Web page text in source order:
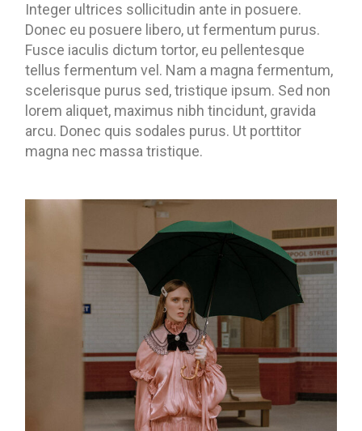
Integer ultrices sollicitudin ante in posuere.
Donec eu posuere libero, ut fermentum purus.
Fusce iaculis dictum tortor, eu pellentesque
tellus fermentum vel. Nam a magna fermentum,
scelerisque purus sed, tristique ipsum. Sed non
lorem aliquet, maximus nibh tincidunt, gravida
arcu. Donec quis sodales purus. Ut porttitor
magna nec massa tristique.